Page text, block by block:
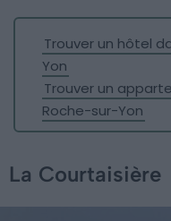
Trouver un hôtel
Yon
Trouver un
Roche-sur-Yon
La Courtaisière